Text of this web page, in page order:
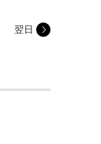
翌日